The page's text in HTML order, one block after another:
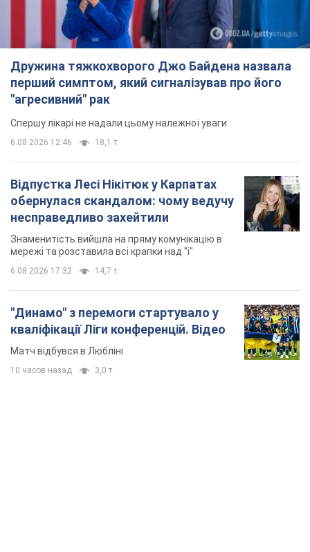
Дружина тяжкохворого Джо Байдена назвала
перший симптом, який сигналізував про його
"агресивний" рак
Спершу лікарі не надали цьому належної уваги
6.08.2026 12:46 18,1 т.
Відпустка Лесі Нікітюк у Карпатах
обернулася скандалом: чому ведучу
несправедливо захейтили
Знаменитість вийшла на пряму комунікацію в
мережі та розставила всі крапки над "і"
6.08.2026 17:32 14,7 т.
"Динамо" з перемоги стартувало у
кваліфікації Ліги конференцій. Відео
Матч відбувся в Любліні
10 часов назад 3,0 т.